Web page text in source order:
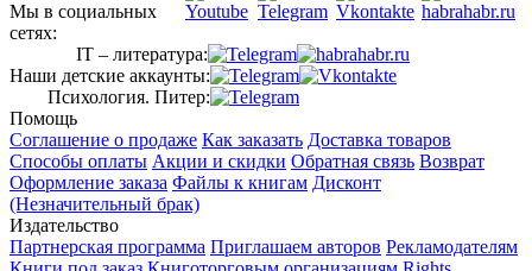
Мы в социальных
сетях:
IT – литература:
Наши детские аккаунты:
Психология. Питер:
Помощь
Соглашение о продаже Как заказать Доставка товаров
Способы оплаты Акции и скидки Обратная связь Возврат
Оформление заказа Файлы к книгам Дисконт
(Незначительный брак)
Издательство
Партнерская программа Приглашаем авторов Рекламодателям